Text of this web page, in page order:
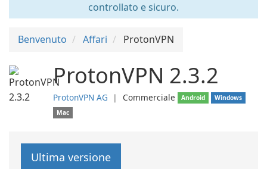
controllato e sicuro.
Benvenuto Affari ProtonVPN
ProtonVPN 2.3.2
ProtonVPN AG ❘ Commerciale Android
Windows
Mac
Ultima versione